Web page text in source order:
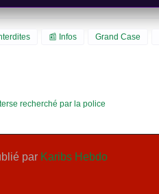
📰 Infos Grand Case
recherché par la police
par Karibs Hebdo